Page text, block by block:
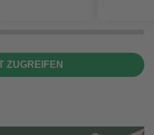
ZUGREIFEN